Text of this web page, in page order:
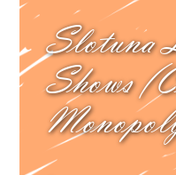
Slotuna
Shows